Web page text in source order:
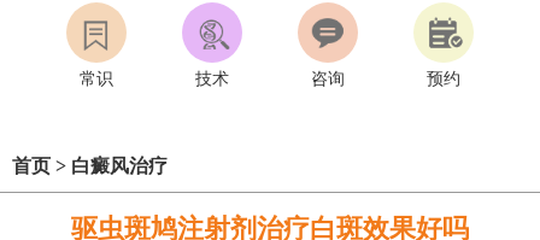
常识 技术 咨询 预约
首页 > 白癜风治疗
驱虫斑鸠注射剂治疗白斑效果好吗